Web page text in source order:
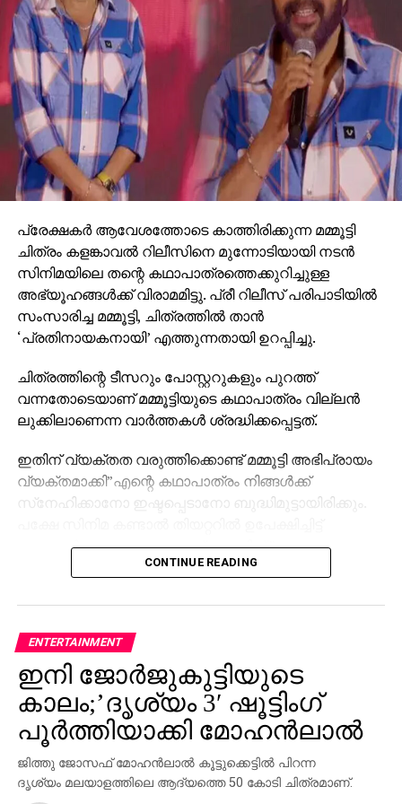
പ്രേക്ഷകര്‍ ആവേശത്തോടെ കാത്തിരിക്കുന്ന മമ്മൂട്ടി
ചിത്രം കളങ്കാവല്‍ റിലീസിനെ മുന്നോടിയായി നടന്‍
സിനിമയിലെ തന്റെ കഥാപാത്രത്തെക്കുറിച്ചുള്ള
അഭ്യൂഹങ്ങള്‍ക്ക് വിരാമമിട്ടു. പ്രീ റിലീസ് പരിപാടിയില്‍
സംസാരിച്ച മമ്മൂട്ടി, ചിത്രത്തില്‍ താന്‍
‘പ്രതിനായകനായി’ എത്തുന്നതായി ഉറപ്പിച്ചു.
ചിത്രത്തിന്റെ ടീസറും പോസ്റ്ററുകളും പുറത്ത്
വന്നതോടെയാണ് മമ്മൂട്ടിയുടെ കഥാപാത്രം വില്ലന്‍
ലുക്കിലാണെന്ന വാര്‍ത്തകള്‍ ശ്രദ്ധിക്കപ്പെട്ടത്.
ഇതിന് വ്യക്തത വരുത്തിക്കൊണ്ട് മമ്മൂട്ടി അഭിപ്രായം
വ്യക്തമാക്കി”എന്റെ കഥാപാത്രം നിങ്ങള്‍ക്ക്
സ്‌നേഹിക്കാനോ ഇഷ്ടപ്പെടാനോ ബുദ്ധിമുട്ടായിരിക്കും.
പോകാന്‍ പറ്റാത്ത കഥാപാത്രമാണിത്,”
ആദ്യമായി ചലച്ചിത്രത്തില്‍ പോലീസ് ഓഫീസര്‍
വേഷമായിരുന്നു, ആ കഥാപാത്രം വിനായകന്‍
ചെയ്യുന്നതാണ് ഏറ്റവും മികച്ചതെന്ന് കണ്ടു. ഈ
സിനിമയിലെ നായകന്‍ വിനായകനാണ്. പോസ്റ്ററില്‍
കണ്ടതുപോലെ. ഞാന്‍ നായകനാണ്, പക്ഷേ
പ്രതിനായകനാണ്,” മമ്മൂട്ടി കൂട്ടിച്ചേര്‍ത്തു.
”സംസാരിക്കാന്‍ അറിയില്ലെങ്കിലും അഭിനയത്തില്‍
അത്ഭുതം കാണിക്കുന്ന ആളാണ് വിനായകന്‍.
കുസൃതിക്കാരന്‍ പോലെ തോന്നിച്ചാലും
അദ്ദേഹത്തെക്കുറിച്ച് പ്രേക്ഷകര്‍ക്ക് ഒരു വാത്സല്യം
CONTINUE READING
ENTERTAINMENT
ഇനി ജോര്‍ജുകുട്ടിയുടെ
കാലം;’ദൃശ്യം 3′ ഷൂട്ടിംഗ്
പൂര്‍ത്തിയാക്കി മോഹന്‍ലാല്‍
ജിത്തു ജോസഫ് മോഹന്‍ലാല്‍ കൂട്ടുക്കെട്ടില്‍ പിറന്ന
ദൃശ്യം മലയാളത്തിലെ ആദ്യത്തെ 50 കോടി ചിത്രമാണ്.